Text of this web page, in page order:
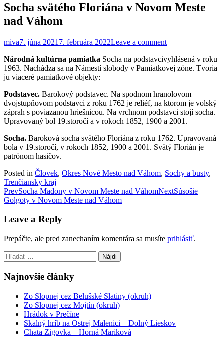
Socha svätého Floriána v Novom Meste
nad Váhom
miva7. júna 2021 7. februára 2022Leave a comment
Národná kultúrna pamiatka Socha na podstavcivyhlásená v roku
1963. Nachádza sa na Námestí slobody v Pamiatkovej zóne. Tvoria
ju viaceré pamiatkové objekty:
Podstavec. Barokový podstavec. Na spodnom hranolovom
dvojstupňovom podstavci z roku 1762 je reliéf, na ktorom je volský
záprah s poviazanou hriešnicou. Na vrchnom podstavci stojí socha.
Upravovaný bol 19.storočí a v rokoch 1852, 1900 a 2001.
Socha. Baroková socha svätého Floriána z roku 1762. Upravovaná
bola v 19.storočí, v rokoch 1852, 1900 a 2001. Svätý Florián je
patrónom hasičov.
Posted in Človek, Okres Nové Mesto nad Váhom, Sochy a busty,
Trenčiansky kraj
Post
navigation
PrevSocha Madony v Novom Meste nad VáhomNextSúsošie
Golgoty v Novom Meste nad Váhom
Leave a Reply
Prepáčte, ale pred zanechaním komentára sa musíte prihlásiť.
Hľadať:
Najnovšie články
Zo Slopnej cez Belušské Slatiny (okruh)
Zo Slopnej cez Mojtín (okruh)
Hrádok v Prečíne
Skalný hríb na Ostrej Malenici – Dolný Lieskov
Chata Zigovka – Horná Mariková